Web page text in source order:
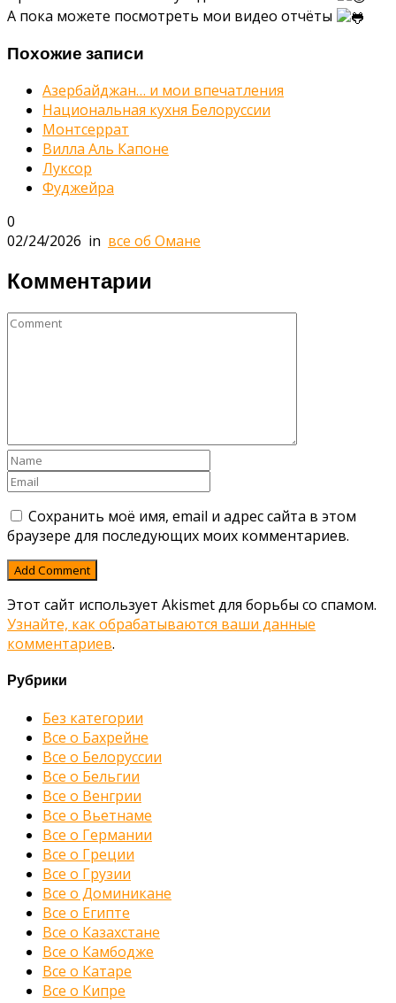
А пока можете посмотреть мои видео отчёты
Похожие записи
Азербайджан… и мои впечатления
Национальная кухня Белоруссии
Монтсеррат
Вилла Аль Капоне
Луксор
Фуджейра
0
02/24/2026 in все об Омане
Комментарии
Сохранить моё имя, email и адрес сайта в этом
браузере для последующих моих комментариев.
Этот сайт использует Akismet для борьбы со спамом.
Узнайте, как обрабатываются ваши данные
комментариев.
Рубрики
Без категории
Все о Бахрейне
Все о Белоруссии
Все о Бельгии
Все о Венгрии
Все о Вьетнаме
Все о Германии
Все о Греции
Все о Грузии
Все о Доминикане
Все о Египте
Все о Казахстане
Все о Камбодже
Все о Катаре
Все о Кипре